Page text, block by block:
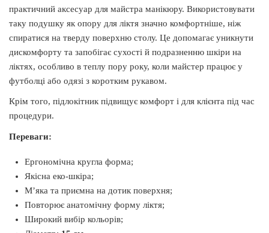
практичний аксесуар для майстра манікюру. Використовувати
таку подушку як опору для ліктя значно комфортніше, ніж
спиратися на тверду поверхню столу. Це допомагає уникнути
дискомфорту та запобігає сухості й подразненню шкіри на
ліктях, особливо в теплу пору року, коли майстер працює у
футболці або одязі з коротким рукавом.
Крім того, підлокітник підвищує комфорт і для клієнта під час
процедури.
Переваги:
Ергономічна кругла форма;
Якісна еко-шкіра;
М’яка та приємна на дотик поверхня;
Повторює анатомічну форму ліктя;
Широкий вибір кольорів;